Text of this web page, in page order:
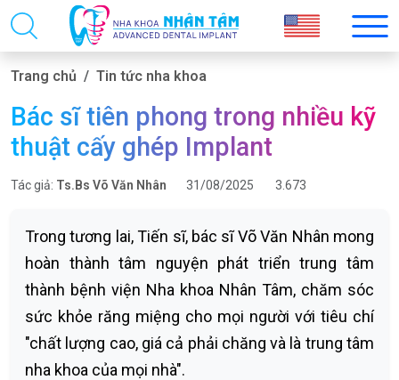
Trang chủ Tin tức nha khoa
Bác sĩ tiên phong trong nhiều kỹ
thuật cấy ghép Implant
Tác giả: Ts.Bs Võ Văn Nhân 31/08/2025 3.673
Trong tương lai, Tiến sĩ, bác sĩ Võ Văn Nhân mong
hoàn thành tâm nguyện phát triển trung tâm
thành bệnh viện Nha khoa Nhân Tâm, chăm sóc
sức khỏe răng miệng cho mọi người với tiêu chí
"chất lượng cao, giá cả phải chăng và là trung tâm
nha khoa của mọi nhà".